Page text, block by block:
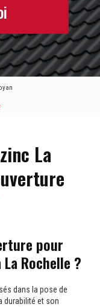
La
pour
Rochelle ?
dans la pose de
durabilité et son